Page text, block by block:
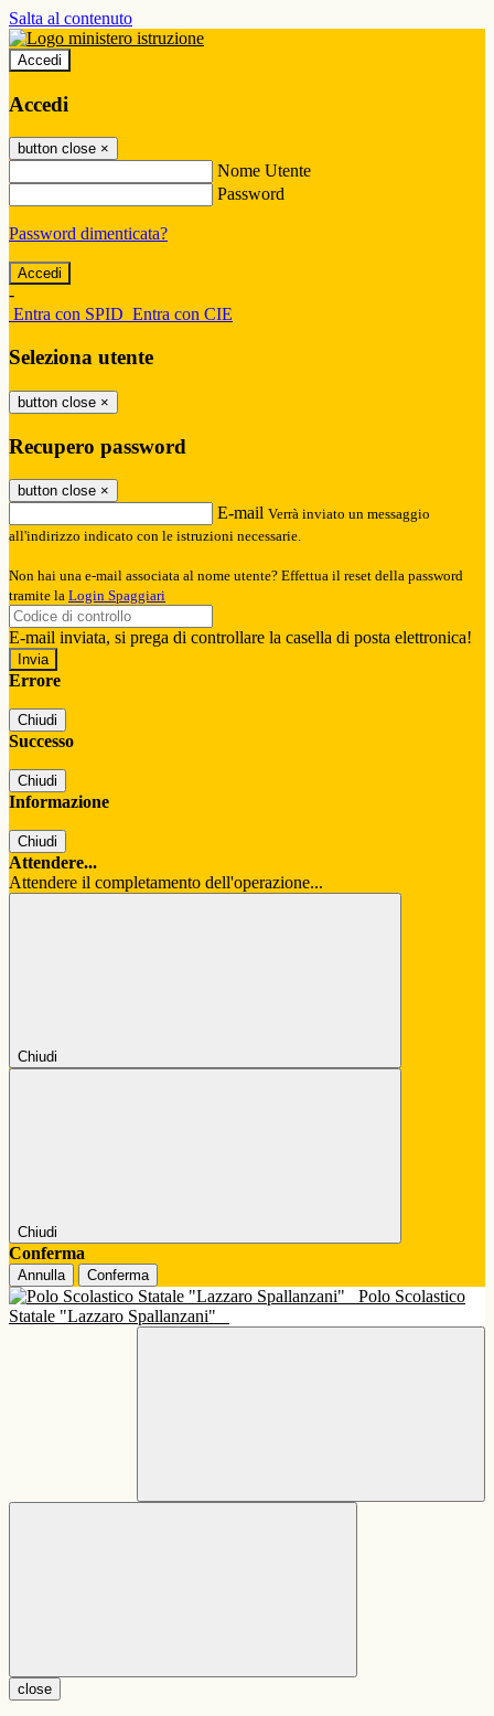
Salta al contenuto
Accedi
Accedi
button close ×
Nome Utente
Password
Password dimenticata?
-
Entra con SPID Entra con CIE
Seleziona utente
button close ×
Recupero password
button close ×
E-mail Verrà inviato un messaggio
all'indirizzo indicato con le istruzioni necessarie.
Non hai una e-mail associata al nome utente? Effettua il reset della password
tramite la Login Spaggiari
E-mail inviata, si prega di controllare la casella di posta elettronica!
Errore
Chiudi
Successo
Chiudi
Informazione
Chiudi
Attendere...
Attendere il completamento dell'operazione...
Chiudi
Chiudi
Conferma
Annulla Conferma
Polo Scolastico
Statale "Lazzaro Spallanzani"
close